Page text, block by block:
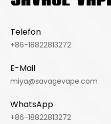
Telefon
+86-18822813272
E-Mail
miya@savagevape.com
WhatsApp
+86-18822813272